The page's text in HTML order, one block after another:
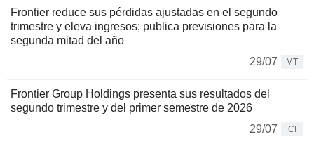
Frontier reduce sus pérdidas ajustadas en el segundo
trimestre y eleva ingresos; publica previsiones para la
segunda mitad del año
29/07
MT
Frontier Group Holdings presenta sus resultados del
segundo trimestre y del primer semestre de 2026
29/07
CI